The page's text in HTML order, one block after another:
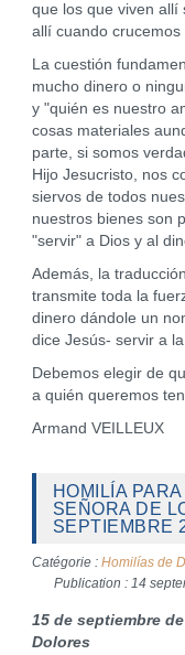
que los que viven allí
allí cuando crucemos
La cuestión
mucho dinero o
y "quién es nuestro
cosas materiales
parte, si somos
Hijo Jesucristo, nos
siervos de todos
nuestros bienes son
"servir" a Dios y al
Además, la
transmite toda la
dinero dándole un
dice Jesús- servir a
Debemos elegir de
a quién queremos
Armand VEILLEUX
HOMILÍA
SEÑORA DE
SEPTIEMBRE
Catégorie : Homilías de
Publication : 14
15 de septiembre
Dolores